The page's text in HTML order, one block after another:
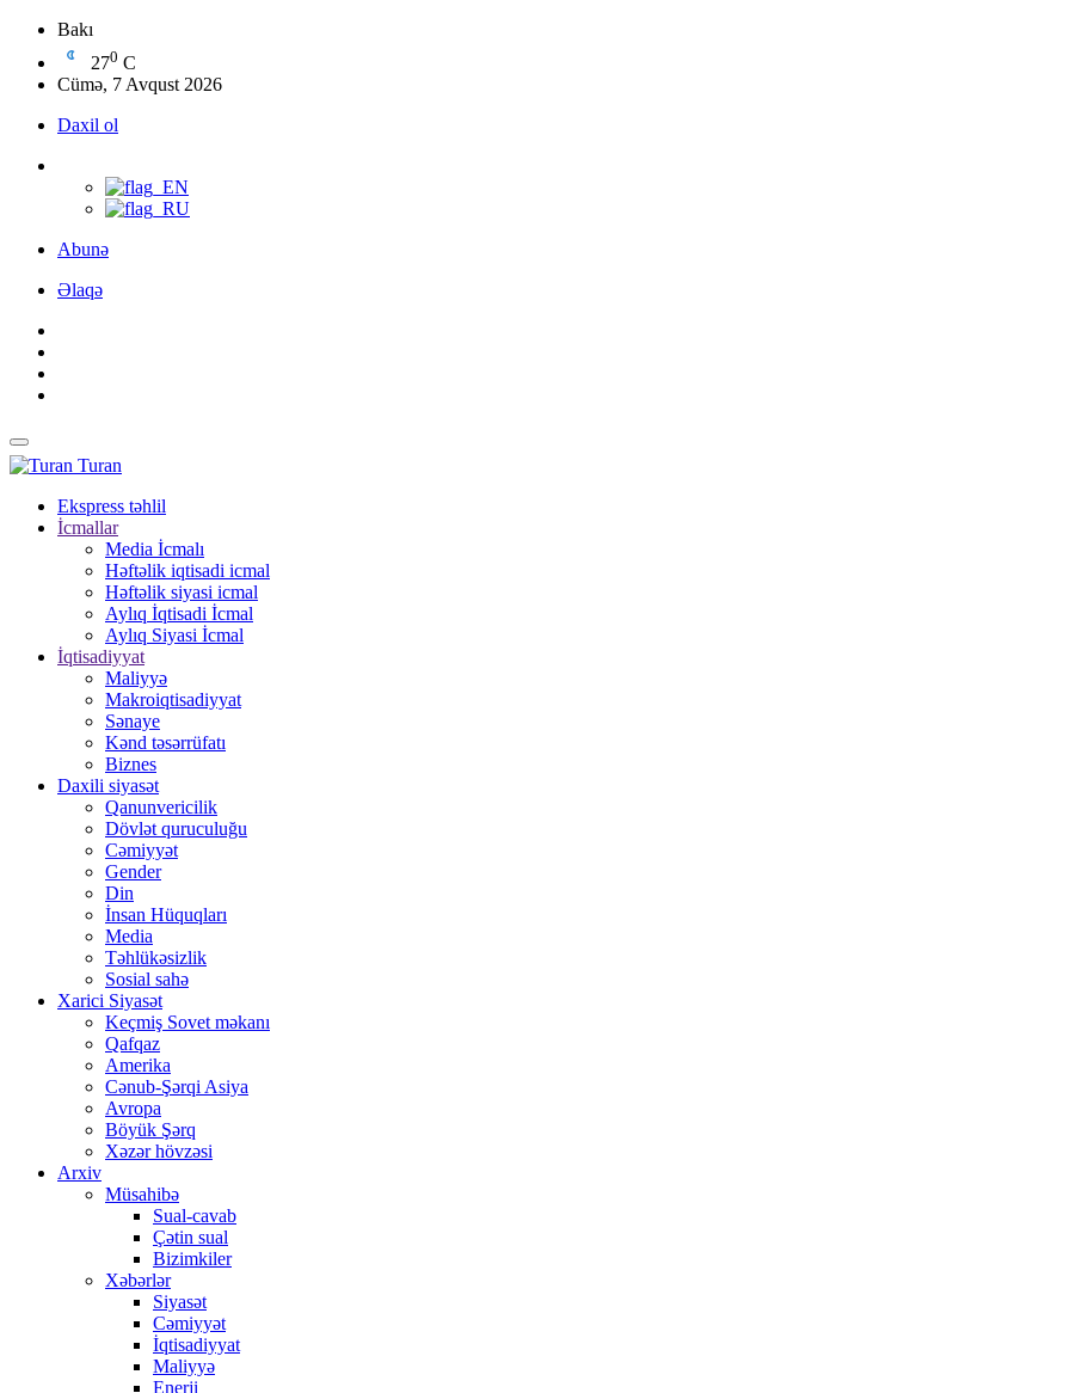
Bakı
270 C
Cümə, 7 Avqust 2026
Daxil ol
Abunə
Əlaqə
Turan
Ekspress təhlil
İcmallar
Media İcmalı
Həftəlik iqtisadi icmal
Həftəlik siyasi icmal
Aylıq İqtisadi İcmal
Aylıq Siyasi İcmal
İqtisadiyyat
Maliyyə
Makroiqtisadiyyat
Sənaye
Kənd təsərrüfatı
Biznes
Daxili siyasət
Qanunvericilik
Dövlət quruculuğu
Cəmiyyət
Gender
Din
İnsan Hüquqları
Media
Təhlükəsizlik
Sosial sahə
Xarici Siyasət
Keçmiş Sovet məkanı
Qafqaz
Amerika
Cənub-Şərqi Asiya
Avropa
Böyük Şərq
Xəzər hövzəsi
Arxiv
Müsahibə
Sual-cavab
Çətin sual
Bizimkiler
Xəbərlər
Siyasət
Cəmiyyət
İqtisadiyyat
Maliyyə
Enerji